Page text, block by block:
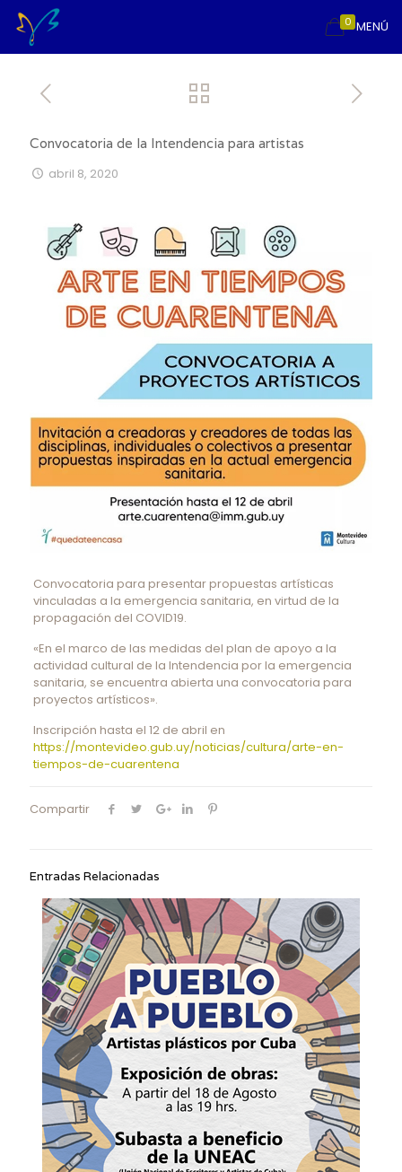
MENÚ
0
Convocatoria de la Intendencia para artistas
abril 8, 2020
Convocatoria para presentar propuestas artísticas
vinculadas a la emergencia sanitaria, en virtud de la
propagación del COVID19.
«En el marco de las medidas del plan de apoyo a la
actividad cultural de la Intendencia por la emergencia
sanitaria, se encuentra abierta una convocatoria para
proyectos artísticos».
Inscripción hasta el 12 de abril en
https://montevideo.gub.uy/noticias/cultura/arte-en-
tiempos-de-cuarentena
Compartir
Entradas Relacionadas